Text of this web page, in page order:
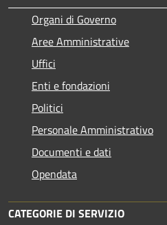
Organi di Governo
Aree Amministrative
Uffici
Enti e fondazioni
Politici
Personale Amministrativo
Documenti e dati
Opendata
CATEGORIE DI SERVIZIO